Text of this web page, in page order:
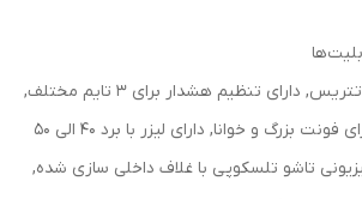
دارای بازی پیش فرض تتریس, دارای تنظیم هشدار برای 3 تایم مختلف,
دارای سیستم SOS, دارای فونت بزرگ و خوانا, دارای لیزر با برد 40 الی 50
تاشو تلسکوپی با غلاف داخلی سازی شده,